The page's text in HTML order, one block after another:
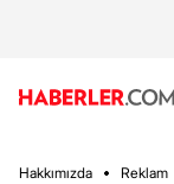
Hakkımızda Reklam